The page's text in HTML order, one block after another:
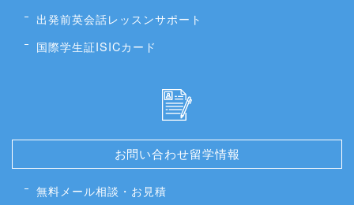
出発前英会話レッスンサポート
国際学生証ISICカード
お問い合わせ留学情報
無料メール相談・お見積